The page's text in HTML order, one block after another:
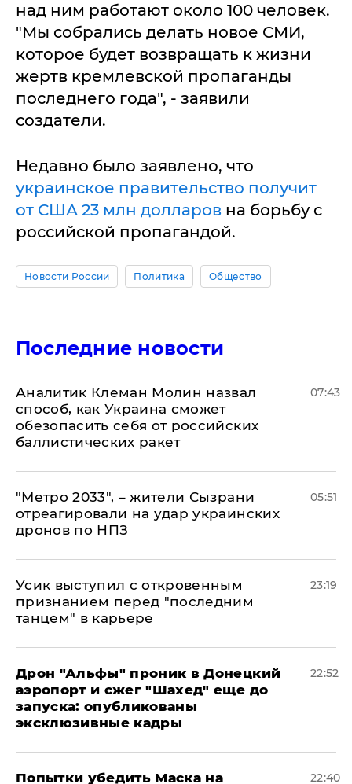
над ним работают около 100 человек.
"Мы собрались делать новое СМИ,
которое будет возвращать к жизни
жертв кремлевской пропаганды
последнего года", - заявили
создатели.
Недавно было заявлено, что
украинское правительство получит
от США 23 млн долларов на борьбу с
российской пропагандой.
Новости России Политика Общество
Последние новости
Аналитик Клеман Молин назвал
способ, как Украина сможет
обезопасить себя от российских
баллистических ракет
07:43
"Метро 2033", – жители Сызрани
отреагировали на удар украинских
дронов по НПЗ
05:51
Усик выступил с откровенным
признанием перед "последним
танцем" в карьере
23:19
Дрон "Альфы" проник в Донецкий
аэропорт и сжег "Шахед" еще до
запуска: опубликованы
эксклюзивные кадры
22:52
Попытки убедить Маска на 22:40